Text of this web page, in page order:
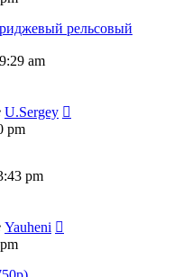
рельсовый
am
U.Sergey
pm
pm
Yauheni